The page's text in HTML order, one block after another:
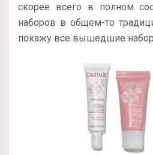
скорее всего в полном
наборов в общем-то
покажу все вышедшие